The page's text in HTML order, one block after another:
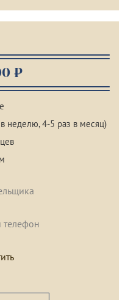
₽
неделю, 4-5 раз в месяц)